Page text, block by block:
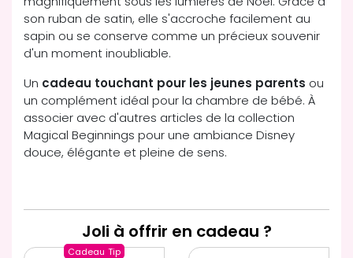
son ruban de satin, elle s'accroche facilement au
sapin ou se conserve comme un précieux souvenir
d'un moment inoubliable.
Un cadeau touchant pour les jeunes parents ou
un complément idéal pour la chambre de bébé. À
associer avec d'autres articles de la collection
Magical Beginnings pour une ambiance Disney
douce, élégante et pleine de sens.
Joli à offrir en cadeau ?
Cadeau Tip